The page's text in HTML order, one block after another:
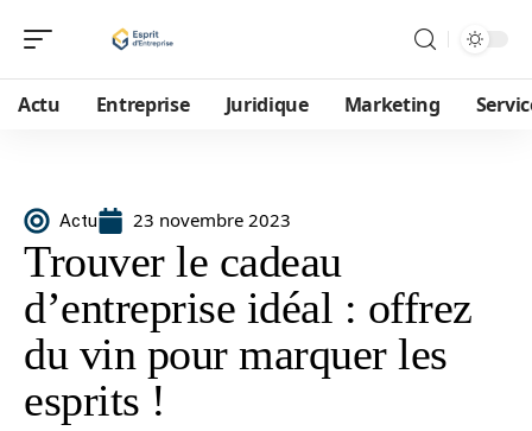
Actu Entreprise Juridique Marketing
Actu 23 novembre 2023
Trouver le cadeau
d’entreprise idéal : offrez
du vin pour marquer les
esprits !